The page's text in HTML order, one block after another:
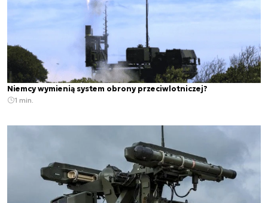
Niemcy wymienią system obrony przeciwlotniczej?
1 min.